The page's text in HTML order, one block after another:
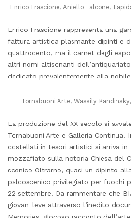
Enrico Frascione, Aniello Falcone,
Enrico Frascione rappresenta una
fattura artistica plasmante dipinti e
quattrocento, ma il carnet degli
altri nomi altisonanti
dedicato prevalentemente alla
Tornabuoni Arte, Wassily
La produzione del XX secolo si
Tornabuoni Arte e Galleria Continua.
costellati in tesori artistici si arriva in
mozzafiato sulla notoria Chiesa del
scenico Oltrarno, quasi un dipinto
palcoscenico privilegiato per fuochi
22 settembre. Da rammentare che
giovani leve attraverso l’inedito
Memories, giocoso racconto